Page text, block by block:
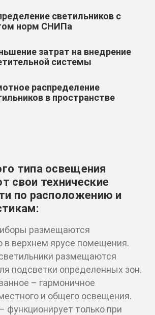
светильников с
норм СНИПа
затрат на внедрение
системы
распределение
в пространстве
типа освещения
свои технические
по расположению и
размещаются
в верхнем ярусе помещения.
размещаются
подсветки определенных зон.
– гармоничное
и общего освещения.
функционирует только при